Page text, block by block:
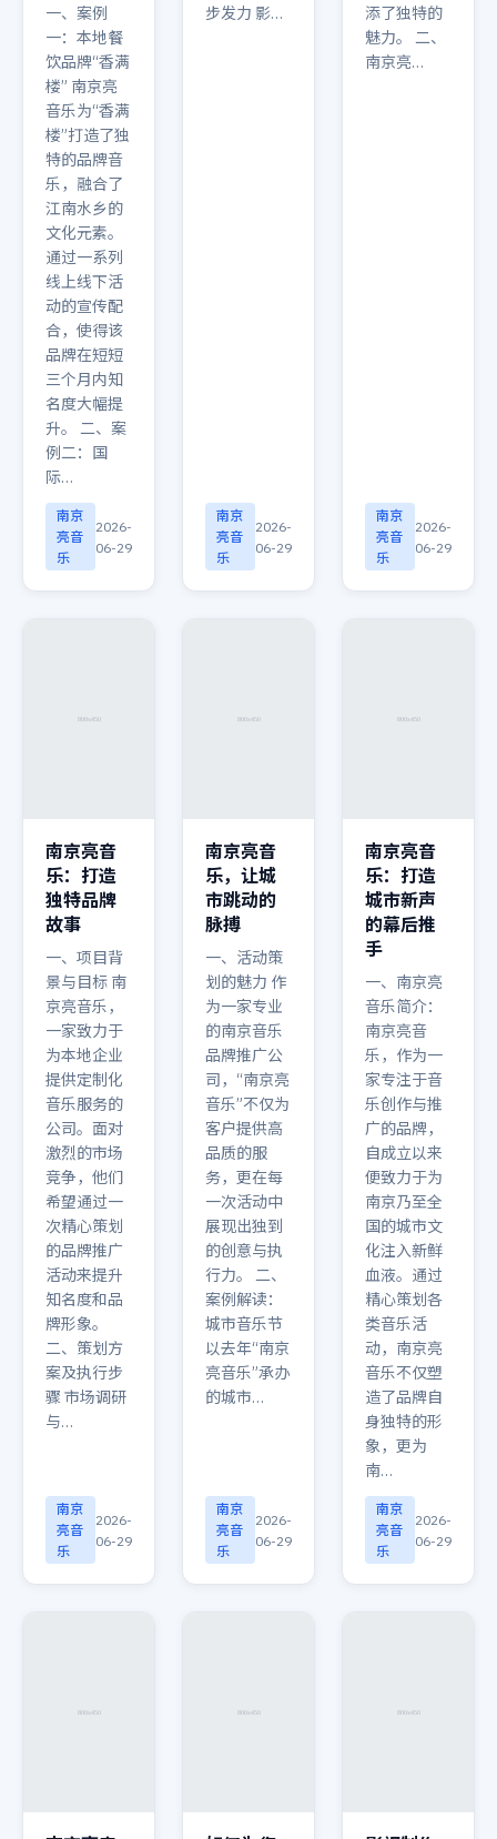
一、案例
一：本地餐
饮品牌“香满
楼” 南京亮
音乐为“香满
楼”打造了独
特的品牌音
乐，融合了
江南水乡的
文化元素。
通过一系列
线上线下活
动的宣传配
合，使得该
品牌在短短
三个月内知
名度大幅提
升。 二、案
例二：国
际…
南京
亮音
乐
2026-
06-29
步发力 影…
南京
亮音
乐
2026-
06-29
添了独特的
魅力。 二、
南京亮…
南京
亮音
乐
2026-
06-29
南京亮音
乐：打造
独特品牌
故事
一、项目背
景与目标 南
京亮音乐，
一家致力于
为本地企业
提供定制化
音乐服务的
公司。面对
激烈的市场
竞争，他们
希望通过一
次精心策划
的品牌推广
活动来提升
知名度和品
牌形象。
二、策划方
案及执行步
骤 市场调研
与…
南京
亮音
乐
2026-
06-29
南京亮音
乐，让城
市跳动的
脉搏
一、活动策
划的魅力 作
为一家专业
的南京音乐
品牌推广公
司，“南京亮
音乐”不仅为
客户提供高
品质的服
务，更在每
一次活动中
展现出独到
的创意与执
行力。 二、
案例解读：
城市音乐节
以去年“南京
亮音乐”承办
的城市…
南京
亮音
乐
2026-
06-29
南京亮音
乐：打造
城市新声
的幕后推
手
一、南京亮
音乐简介：
南京亮音
乐，作为一
家专注于音
乐创作与推
广的品牌，
自成立以来
便致力于为
南京乃至全
国的城市文
化注入新鲜
血液。通过
精心策划各
类音乐活
动，南京亮
音乐不仅塑
造了品牌自
身独特的形
象，更为
南…
南京
亮音
乐
2026-
06-29